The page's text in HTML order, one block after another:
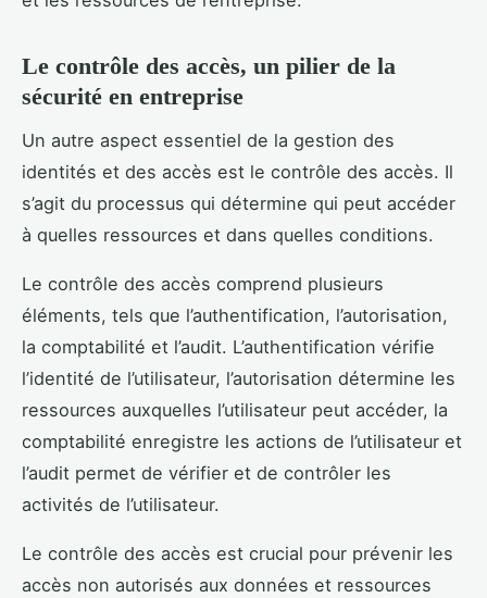
Le contrôle des accès, un pilier de la
sécurité en entreprise
Un autre aspect essentiel de la gestion des
identités et des accès est le contrôle des accès. Il
s’agit du processus qui détermine qui peut accéder
à quelles ressources et dans quelles conditions.
Le contrôle des accès comprend plusieurs
éléments, tels que l’authentification, l’autorisation,
la comptabilité et l’audit. L’authentification vérifie
l’identité de l’utilisateur, l’autorisation détermine les
ressources auxquelles l’utilisateur peut accéder, la
comptabilité enregistre les actions de l’utilisateur et
l’audit permet de vérifier et de contrôler les
activités de l’utilisateur.
Le contrôle des accès est crucial pour prévenir les
accès non autorisés aux données et ressources